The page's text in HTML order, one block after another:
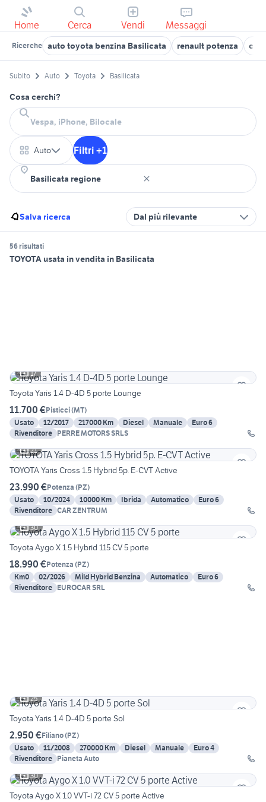
Home Cerca Vendi Messaggi
Ricerche auto toyota benzina Basilicata renault potenza
Subito Auto Toyota Basilicata
Cosa cerchi?
Auto Filtri +1
Salva ricerca Dal più rilevante
56 risultati
TOYOTA usata in vendita in Basilicata
17
Toyota Yaris 1.4 D-4D 5 porte Lounge
11.700 €Pisticci(MT)
Usato
12/2017 217000 Km Diesel Manuale
Euro 6
Rivenditore PERRE MOTORS SRLS
21
TOYOTA Yaris Cross 1.5 Hybrid 5p. E-CVT Active
23.990 €Potenza (PZ)
Usato
10/2024 10000 Km Ibrida Automatico
Euro 6
Rivenditore CAR ZENTRUM
30
Toyota Aygo X 1.5 Hybrid 115 CV 5 porte
18.990 €Potenza (PZ)
Km0
02/2026 Mild Hybrid Benzina Automatico
Euro 6
Rivenditore EUROCAR SRL
25
Toyota Yaris 1.4 D-4D 5 porte Sol
2.950 €Filiano(PZ)
Usato
11/2008 270000 Km Diesel Manuale
Euro 4
Rivenditore Pianeta Auto
30
Toyota Aygo X 1.0 VVT-i 72 CV 5 porte Active